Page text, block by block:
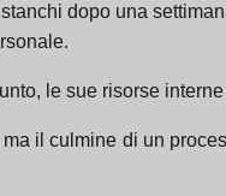
dopo una
le sue risorse
ma il culmine di un